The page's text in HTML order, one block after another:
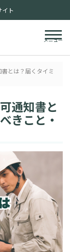
イト
メニュー
書とは？届くタイミ
通知書と
きこと・